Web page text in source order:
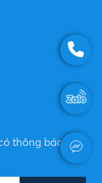
thông báo mới